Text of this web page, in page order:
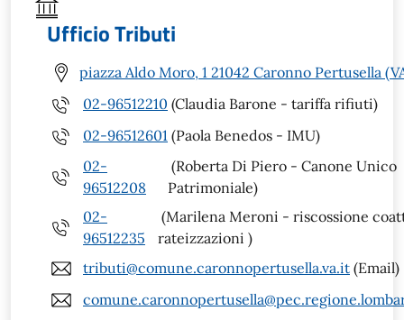
Ufficio Tributi
piazza Aldo Moro, 1 21042 Caronno Pertusella
02-96512210 (Claudia Barone - tariffa rifiuti)
02-96512601 (Paola Benedos - IMU)
02-
96512208
(Roberta Di Piero - Canone Unico
Patrimoniale)
02-
96512235
(Marilena Meroni - riscossione
rateizzazioni )
tributi@comune.caronnopertusella.va.it (Email)